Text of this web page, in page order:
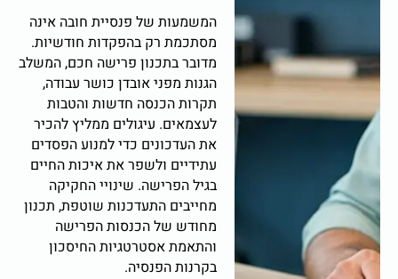
המשמעות של פנסיית חובה אינה
מסתכמת רק בהפקדות חודשיות.
מדובר בתכנון פרישה חכם, המשלב
הגנות מפני אובדן כושר עבודה,
תקרות הכנסה חדשות והטבות
לעצמאים. עיגולים ממליץ להכיר
את העדכונים כדי למנוע הפסדים
עתידיים ולשפר את איכות החיים
בגיל הפרישה. שינויי החקיקה
מחייבים התעדכנות שוטפת, תכנון
מחודש של הכנסות הפרישה
והתאמת אסטרטגיות החיסכון
בקרנות הפנסיה.